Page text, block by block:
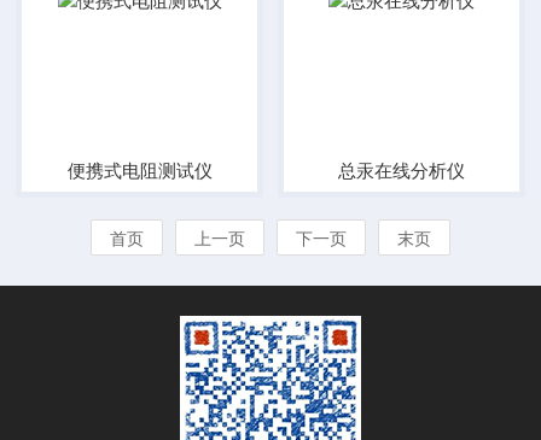
便携式电阻测试仪 总汞在线分析仪
首页 上一页 下一页 末页